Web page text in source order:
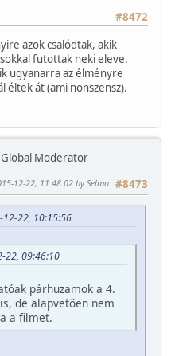
#8472
azok csalódtak, akik
futottak neki eleve.
ugyanarra az élményre
éltek át (ami nonszensz).
Global Moderator
#8473
12-22, 11:48:02 by Selmo
22, 10:15:56
22, 09:46:10
párhuzamok a 4.
de alapvetően nem
a filmet.